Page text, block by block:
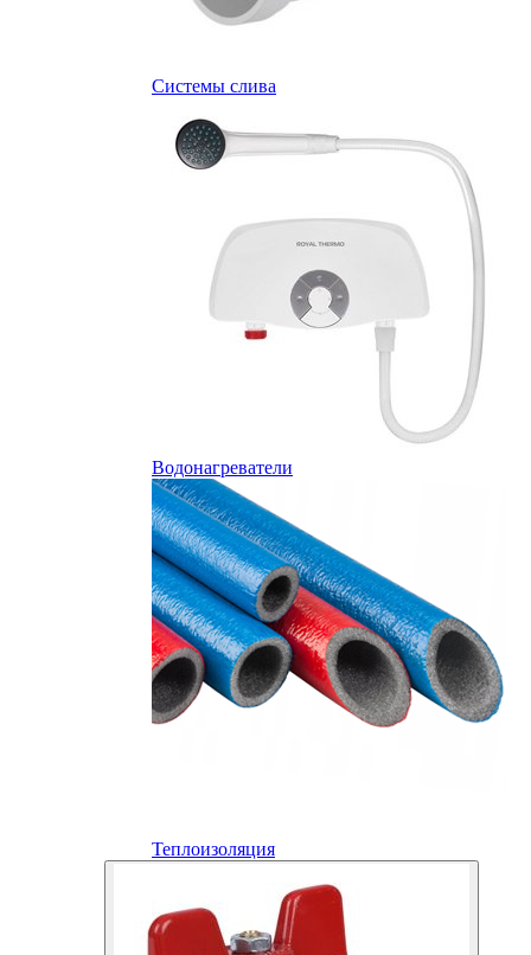
Системы слива
Водонагреватели
Теплоизоляция